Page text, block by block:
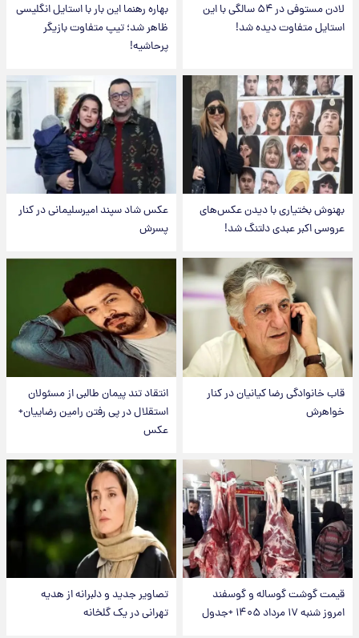
لادن مستوفی در ۵۴ سالگی با این
استایل متفاوت دیده شد!
بهاره رهنما این بار با استایل انگلیسی
ظاهر شد؛ تیپ متفاوت بازیگر
پرحاشیه!
بهنوش بختیاری با دیدن عکس‌های
عروسی اکبر عبدی دلتنگ شد!
عکس شاد سپند امیرسلیمانی در کنار
پسرش
قاب خانوادگی رضا کیانیان در کنار
خواهرش
انتقاد تند پیمان طالبی از مسئولان
استقلال در پی رفتن رامین رضاییان+
عکس
قیمت گوشت گوساله و گوسفند
امروز شنبه ۱۷ مرداد ۱۴۰۵ +جدول
تصاویر جدید و دلبرانه از هدیه
تهرانی در یک گلخانه